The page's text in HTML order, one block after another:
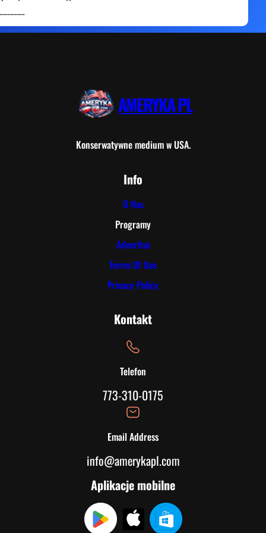
AMERYKA PL
Konserwatywne medium w USA.
Info
O Nas
Programy
Advertise
Terms Of Use
Privacy Policy
Kontakt
Telefon
773-310-0175
Email Address
info@amerykapl.com
Aplikacje mobilne